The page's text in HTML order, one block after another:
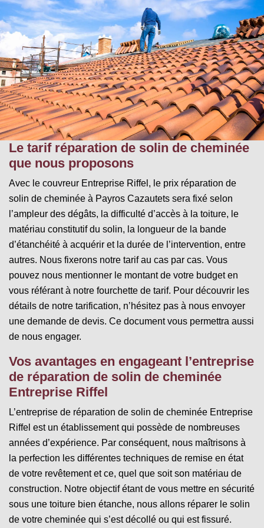
Le tarif réparation de solin de cheminée
que nous proposons
Avec le couvreur Entreprise Riffel, le prix réparation de
solin de cheminée à Payros Cazautets sera fixé selon
l’ampleur des dégâts, la difficulté d’accès à la toiture, le
matériau constitutif du solin, la longueur de la bande
d’étanchéité à acquérir et la durée de l’intervention, entre
autres. Nous fixerons notre tarif au cas par cas. Vous
pouvez nous mentionner le montant de votre budget en
vous référant à notre fourchette de tarif. Pour découvrir les
détails de notre tarification, n’hésitez pas à nous envoyer
une demande de devis. Ce document vous permettra aussi
de nous engager.
Vos avantages en engageant l’entreprise
de réparation de solin de cheminée
Entreprise Riffel
L’entreprise de réparation de solin de cheminée Entreprise
Riffel est un établissement qui possède de nombreuses
années d’expérience. Par conséquent, nous maîtrisons à
la perfection les différentes techniques de remise en état
de votre revêtement et ce, quel que soit son matériau de
construction. Notre objectif étant de vous mettre en sécurité
sous une toiture bien étanche, nous allons réparer le solin
de votre cheminée qui s’est décollé ou qui est fissuré.